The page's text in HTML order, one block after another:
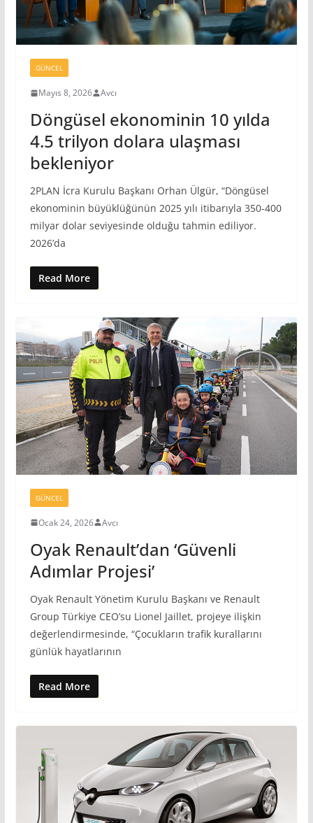
GÜNCEL
Mayıs 8, 2026 Avcı
Döngüsel ekonominin 10 yılda
4.5 trilyon dolara ulaşması
bekleniyor
2PLAN İcra Kurulu Başkanı Orhan Ülgür, “Döngüsel
ekonominin büyüklüğünün 2025 yılı itibarıyla 350-400
milyar dolar seviyesinde olduğu tahmin ediliyor.
2026’da
Read More
GÜNCEL
Ocak 24, 2026 Avcı
Oyak Renault’dan ‘Güvenli
Adımlar Projesi’
Oyak Renault Yönetim Kurulu Başkanı ve Renault
Group Türkiye CEO’su Lionel Jaillet, projeye ilişkin
değerlendirmesinde, “Çocukların trafik kurallarını
günlük hayatlarının
Read More